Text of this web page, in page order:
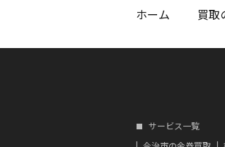
ホーム 買取
サービス一覧